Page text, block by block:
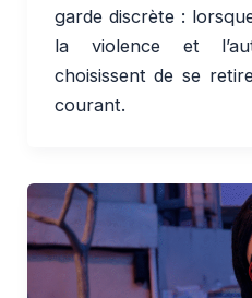
garde discrète :
la violence et
choisissent de se
courant.